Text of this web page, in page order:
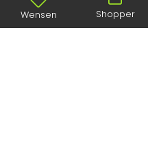
Wensen Shopper